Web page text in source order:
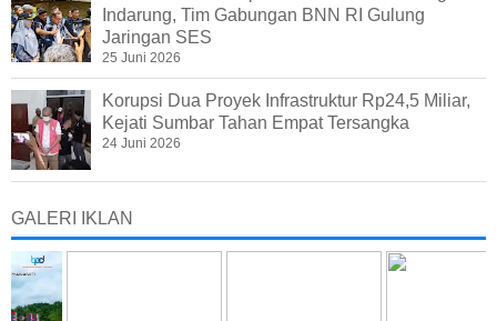
Indarung, Tim Gabungan BNN RI Gulung
Jaringan SES
25 Juni 2026
Korupsi Dua Proyek Infrastruktur Rp24,5 Miliar,
Kejati Sumbar Tahan Empat Tersangka
24 Juni 2026
GALERI IKLAN